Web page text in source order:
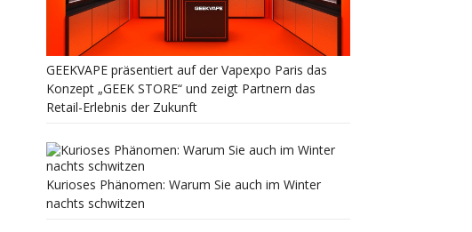
GEEKVAPE präsentiert auf der Vapexpo Paris das
Konzept „GEEK STORE“ und zeigt Partnern das
Retail-Erlebnis der Zukunft
Kurioses Phänomen: Warum Sie auch im Winter
nachts schwitzen